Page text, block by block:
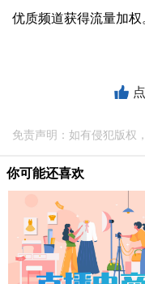
优质频道获得流量加权
免责声明：如有侵犯版权
你可能还喜欢